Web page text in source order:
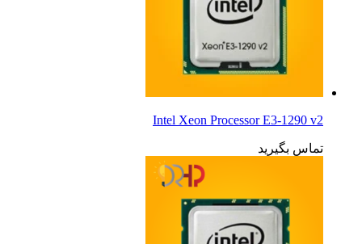
Intel Xeon Processor E3-1290 v2
تماس بگیرید